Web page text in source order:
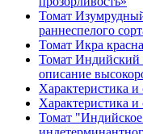
Томат
раннеспелого
Томат Икра
Томат Индийский
описание
Характеристика
Характеристика
Томат